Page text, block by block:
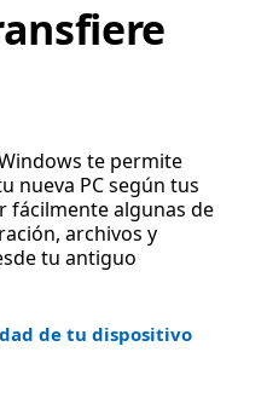
te permite
nueva PC según tus
fácilmente algunas de
archivos y
tu antiguo
de tu dispositivo